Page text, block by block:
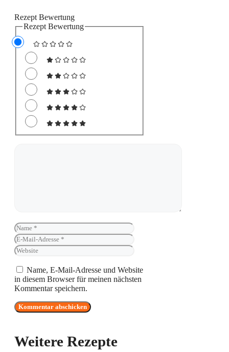
Rezept Bewertung
Rezept Bewertung
Name
Name, E-Mail-Adresse und Website
in diesem Browser für meinen nächsten
Kommentar speichern.
Weitere Rezepte